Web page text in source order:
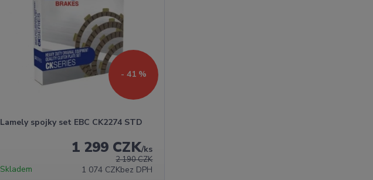
- 41 %
Lamely spojky set EBC CK2274 STD
2 190 CZK
1 299 CZK/ks
1 074 CZKbez DPH
Skladem